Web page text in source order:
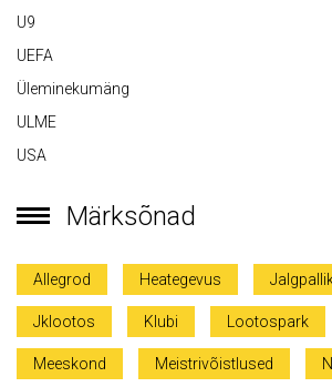
U9
UEFA
Üleminekumäng
ULME
USA
Märksõnad
Allegrod Heategevus
Jklootos Klubi Lootospark
Meeskond Meistrivõistlused